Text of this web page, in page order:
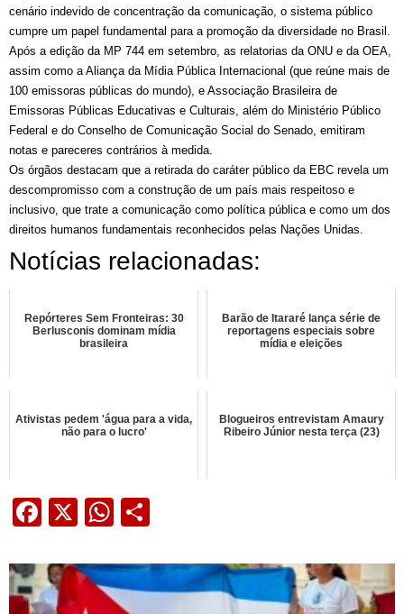
cenário indevido de concentração da comunicação, o sistema público
cumpre um papel fundamental para a promoção da diversidade no Brasil.
Após a edição da MP 744 em setembro, as relatorias da ONU e da OEA,
assim como a Aliança da Mídia Pública Internacional (que reúne mais de
100 emissoras públicas do mundo), e Associação Brasileira de
Emissoras Públicas Educativas e Culturais, além do Ministério Público
Federal e do Conselho de Comunicação Social do Senado, emitiram
notas e pareceres contrários à medida.
Os órgãos destacam que a retirada do caráter público da EBC revela um
descompromisso com a construção de um país mais respeitoso e
inclusivo, que trate a comunicação como política pública e como um dos
direitos humanos fundamentais reconhecidos pelas Nações Unidas.
Notícias relacionadas:
Repórteres Sem Fronteiras: 30
Berlusconis dominam mídia
brasileira
Barão de Itararé lança série de
reportagens especiais sobre
mídia e eleições
Ativistas pedem 'água para a vida,
não para o lucro'
Blogueiros entrevistam Amaury
Ribeiro Júnior nesta terça (23)
Facebook
X WhatsApp